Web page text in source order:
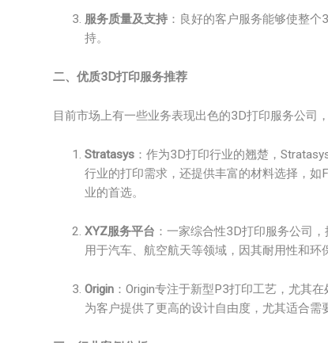
服务质量及支持 ：良好的客户服务能够使整
持。
二、优质3D打印服务推荐
目前市场上有一些业务表现出色的3D打印服务公司
Stratasys ：作为3D打印行业的翘楚，
行业的打印需求，还提供丰富的材料选择，
业的首选。
XYZ服务平台 ：一家综合性3D打印服务公司
用于汽车、航空航天等领域，因其耐用性和环
Origin ：Origin专注于新型P3打印工艺，尤其
为客户提供了更高的设计自由度，尤其适合需